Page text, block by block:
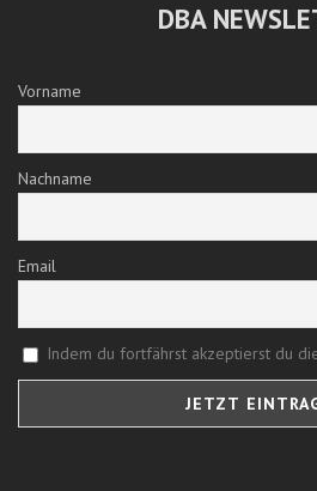
DBA
Vorname
Nachname
Email
Indem du fortfährst akzeptierst du